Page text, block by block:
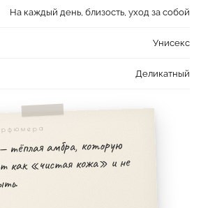
На каждый день, близость, уход за собой
Унисекс
Деликатный
тёплая амбра, которую
как «чистая кожа» и не